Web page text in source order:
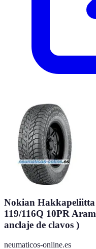
Nokian
119/116Q 10PR
anclaje de clavos )
neumaticos-online.es